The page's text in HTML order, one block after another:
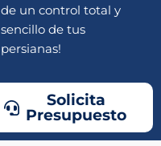
de un control total y
sencillo de tus
persianas!
Solicita
Presupuesto